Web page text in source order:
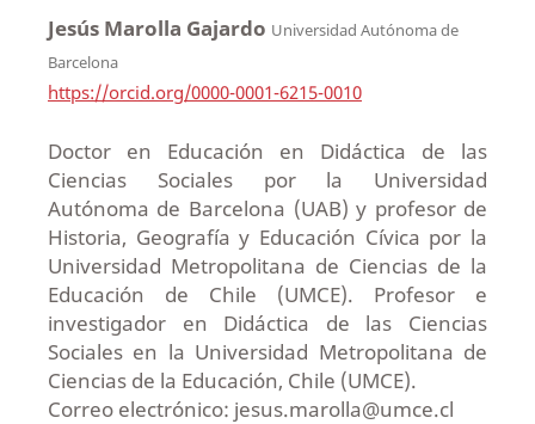
Jesús Marolla Gajardo Universidad Autónoma de
Barcelona
https://orcid.org/0000-0001-6215-0010
Doctor en Educación en Didáctica de las
Ciencias Sociales por la Universidad
Autónoma de Barcelona (UAB) y profesor de
Historia, Geografía y Educación Cívica por la
Universidad Metropolitana de Ciencias de la
Educación de Chile (UMCE). Profesor e
investigador en Didáctica de las Ciencias
Sociales en la Universidad Metropolitana de
Ciencias de la Educación, Chile (UMCE).
Correo electrónico: jesus.marolla@umce.cl